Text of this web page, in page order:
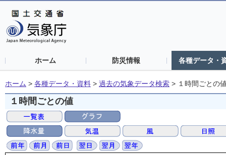
ホーム 防災情報 各種データ・
ホーム > 各種データ・資料 > 過去の気象データ検索 > １時間ごとの
１時間ごとの値